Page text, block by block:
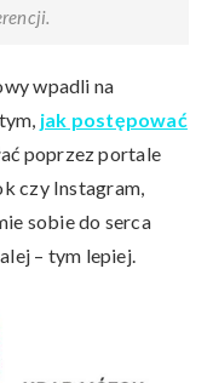
wpadli na
jak postępować
poprzez portale
czy Instagram,
sobie do serca
– tym lepiej.